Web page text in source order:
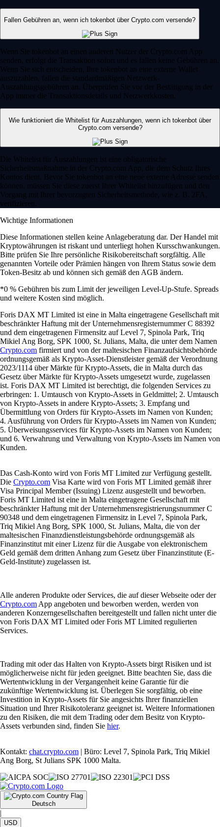
Fallen Gebühren an, wenn ich tokenbot über Crypto.com versende?
Wenn Sie tokenbot an einen anderen Nutzer der Crypto.com App
senden, erfolgt die Transaktion sofort und es fallen keine Gebühren an.
Wenn Sie sich entscheiden, Ihre tokenbot an eine externe Wallet
auszuzahlen, fallen die standardmäßigen Netzwerk-
Auszahlungsgebühren an. Überprüfen Sie vor der Bestätigung in der
App immer die Transaktionsdetails und Netzwerkkosten.
Wie funktioniert die Whitelist für Auszahlungen, wenn ich tokenbot über
Crypto.com versende?
Die Whitelist für Auszahlungen ist eine obligatorische
Sicherheitsmaßnahme in der Crypto.com App, die dem Schutz Ihres
Kontos dient. Bevor Sie tokenbot an eine neue externe Adresse senden
können, müssen Sie diese zuerst Ihrer Whitelist hinzufügen und den
Vorgang mit Ihrer bevorzugten Sicherheitsmethode, wie z. B. 2FA,
verifizieren.
Wichtige Informationen
Diese Informationen stellen keine Anlageberatung dar. Der Handel mit
Kryptowährungen ist riskant und unterliegt hohen Kursschwankungen.
Bitte prüfen Sie Ihre persönliche Risikobereitschaft sorgfältig. Alle
genannten Vorteile oder Prämien hängen von Ihrem Status sowie dem
Token-Besitz ab und können sich gemäß den AGB ändern.
*0 % Gebühren bis zum Limit der jeweiligen Level-Up-Stufe. Spreads
und weitere Kosten sind möglich.
Foris DAX MT Limited ist eine in Malta eingetragene Gesellschaft mit
beschränkter Haftung mit der Unternehmensregisternummer C 88392
und dem eingetragenen Firmensitz auf Level 7, Spinola Park, Triq
Mikiel Ang Borg, SPK 1000, St. Julians, Malta, die unter dem Namen
Crypto.com firmiert und von der maltesischen Finanzaufsichtsbehörde
ordnungsgemäß als Krypto-Asset-Dienstleister gemäß der Verordnung
2023/1114 über Märkte für Krypto-Assets, die in Malta durch das
Gesetz über Märkte für Krypto-Assets umgesetzt wurde, zugelassen
ist. Foris DAX MT Limited ist berechtigt, die folgenden Services zu
erbringen: 1. Umtausch von Krypto-Assets in Geldmittel; 2. Umtausch
von Krypto-Assets in andere Krypto-Assets; 3. Empfang und
Übermittlung von Orders für Krypto-Assets im Namen von Kunden;
4. Ausführung von Orders für Krypto-Assets im Namen von Kunden;
5. Überweisungsservices für Krypto-Assets im Namen von Kunden;
und 6. Verwahrung und Verwaltung von Krypto-Assets im Namen von
Kunden.
Das Cash-Konto wird von Foris MT Limited zur Verfügung gestellt.
Die Crypto.com Visa Karte wird von Foris MT Limited gemäß ihrer
Visa Principal Member (Issuing) Lizenz ausgestellt und beworben.
Foris MT Limited ist eine in Malta eingetragene Gesellschaft mit
beschränkter Haftung mit der Unternehmensregistrierungsnummer C
90348 und dem eingetragenen Firmensitz in Level 7, Spinola Park,
Triq Mikiel Ang Borg, SPK 1000, St. Julians, Malta, die von der
maltesischen Finanzdienstleistungsbehörde ordnungsgemäß als
Finanzinstitut mit einer Lizenz für die Ausgabe von elektronischem
Geld gemäß dem dritten Anhang zum Gesetz über Finanzinstitute (E-
Geld-Institute) zugelassen ist.
Alle anderen Produkte oder Services, die auf dieser Webseite oder der
Crypto.com App angeboten und beworben werden, werden von
anderen Konzerngesellschaften bereitgestellt und fallen nicht unter die
von Foris DAX MT Limited oder Foris MT Limited regulierten
Services.
Trading mit oder das Halten von Krypto-Assets birgt Risiken und ist
möglicherweise nicht für jeden geeignet. Bitte beachten Sie, dass die
Wertentwicklung in der Vergangenheit keine Garantie für die
zukünftige Wertentwicklung ist. Überlegen Sie sorgfältig, ob eine
Investition in Krypto-Assets für Sie angesichts Ihrer finanziellen
Situation und Ihrer Risikotoleranz geeignet ist. Weitere Informationen
zu den Risiken, die mit dem Trading oder dem Besitz von Krypto-
Assets verbunden sind, finden Sie hier.
Kontakt: chat.crypto.com | Büro: Level 7, Spinola Park, Triq Mikiel
Ang Borg, St Julians SPK 1000 Malta.
Deutsch
|
USD